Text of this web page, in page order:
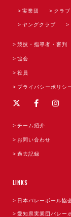
実業団 クラブ
ヤングクラブ
競技・指導者・審判
協会
役員
プライバシーポリシ
チーム紹介
お問い合わせ
過去記録
LINKS
日本バレーボール協
愛知県実業団バレー